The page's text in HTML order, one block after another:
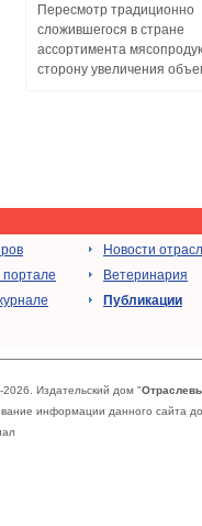
Пересмотр традиционно
сложившегося в стране
ассортимента
сторону увеличения
портале
Новости
Ветеринария
Публикации
Издательский дом "
информации данного сайта